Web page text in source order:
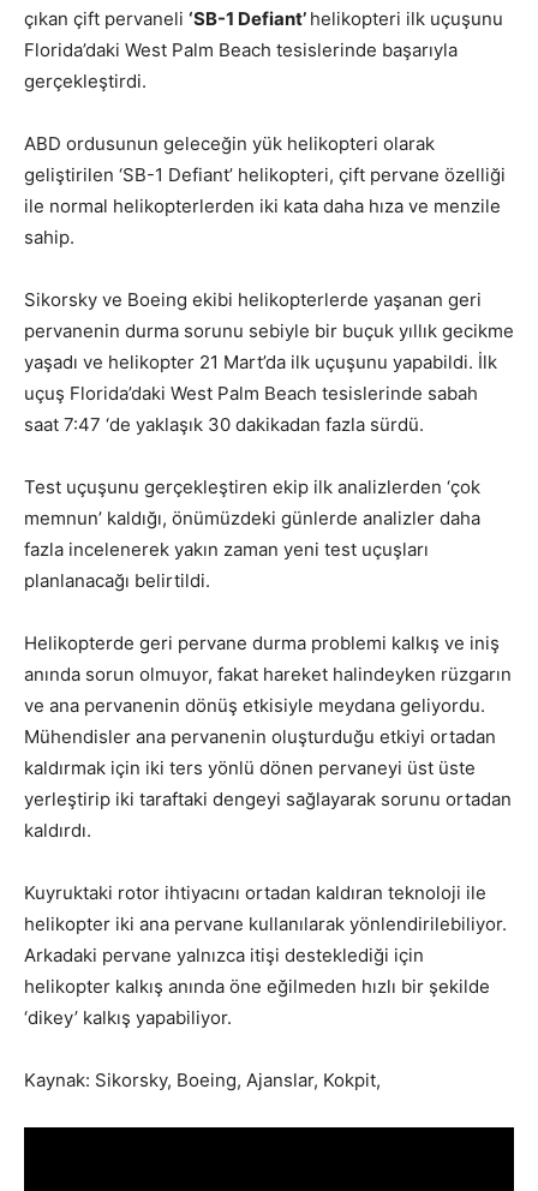
çıkan çift pervaneli ‘SB-1 Defiant’ helikopteri ilk uçuşunu
Florida’daki West Palm Beach tesislerinde başarıyla
gerçekleştirdi.
ABD ordusunun geleceğin yük helikopteri olarak
geliştirilen ‘SB-1 Defiant’ helikopteri, çift pervane özelliği
ile normal helikopterlerden iki kata daha hıza ve menzile
sahip.
Sikorsky ve Boeing ekibi helikopterlerde yaşanan geri
pervanenin durma sorunu sebiyle bir buçuk yıllık gecikme
yaşadı ve helikopter 21 Mart’da ilk uçuşunu yapabildi. İlk
uçuş Florida’daki West Palm Beach tesislerinde sabah
saat 7:47 ‘de yaklaşık 30 dakikadan fazla sürdü.
Test uçuşunu gerçekleştiren ekip ilk analizlerden ‘çok
memnun’ kaldığı, önümüzdeki günlerde analizler daha
fazla incelenerek yakın zaman yeni test uçuşları
planlanacağı belirtildi.
Helikopterde geri pervane durma problemi kalkış ve iniş
anında sorun olmuyor, fakat hareket halindeyken rüzgarın
ve ana pervanenin dönüş etkisiyle meydana geliyordu.
Mühendisler ana pervanenin oluşturduğu etkiyi ortadan
kaldırmak için iki ters yönlü dönen pervaneyi üst üste
yerleştirip iki taraftaki dengeyi sağlayarak sorunu ortadan
kaldırdı.
Kuyruktaki rotor ihtiyacını ortadan kaldıran teknoloji ile
helikopter iki ana pervane kullanılarak yönlendirilebiliyor.
Arkadaki pervane yalnızca itişi desteklediği için
helikopter kalkış anında öne eğilmeden hızlı bir şekilde
‘dikey’ kalkış yapabiliyor.
Kaynak: Sikorsky, Boeing, Ajanslar, Kokpit,